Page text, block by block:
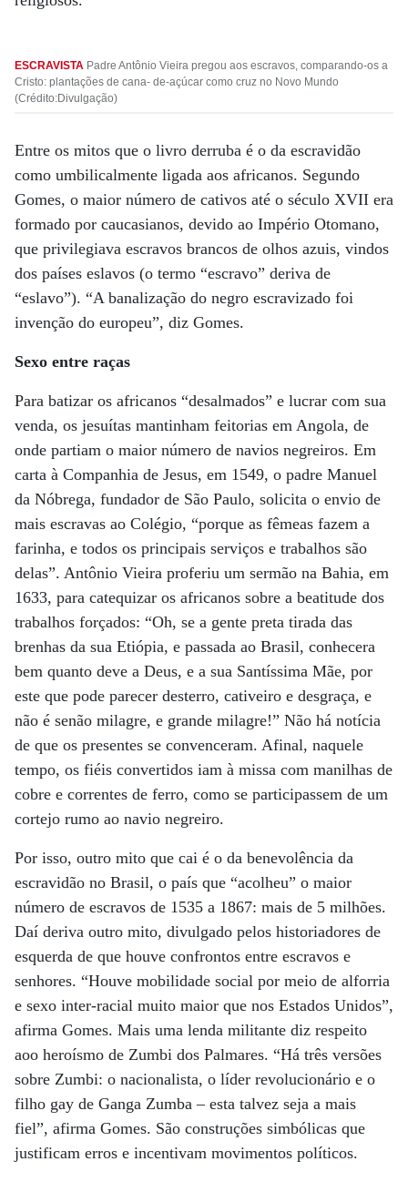
ESCRAVISTA Padre Antônio Vieira pregou aos escravos, comparando-os a
Cristo: plantações de cana- de-açúcar como cruz no Novo Mundo
(Crédito:Divulgação)
Entre os mitos que o livro derruba é o da escravidão
como umbilicalmente ligada aos africanos. Segundo
Gomes, o maior número de cativos até o século XVII era
formado por caucasianos, devido ao Império Otomano,
que privilegiava escravos brancos de olhos azuis, vindos
dos países eslavos (o termo “escravo” deriva de
“eslavo”). “A banalização do negro escravizado foi
invenção do europeu”, diz Gomes.
Sexo entre raças
Para batizar os africanos “desalmados” e lucrar com sua
venda, os jesuítas mantinham feitorias em Angola, de
onde partiam o maior número de navios negreiros. Em
carta à Companhia de Jesus, em 1549, o padre Manuel
da Nóbrega, fundador de São Paulo, solicita o envio de
mais escravas ao Colégio, “porque as fêmeas fazem a
farinha, e todos os principais serviços e trabalhos são
delas”. Antônio Vieira proferiu um sermão na Bahia, em
1633, para catequizar os africanos sobre a beatitude dos
trabalhos forçados: “Oh, se a gente preta tirada das
brenhas da sua Etiópia, e passada ao Brasil, conhecera
bem quanto deve a Deus, e a sua Santíssima Mãe, por
este que pode parecer desterro, cativeiro e desgraça, e
não é senão milagre, e grande milagre!” Não há notícia
de que os presentes se convenceram. Afinal, naquele
tempo, os fiéis convertidos iam à missa com manilhas de
cobre e correntes de ferro, como se participassem de um
cortejo rumo ao navio negreiro.
Por isso, outro mito que cai é o da benevolência da
escravidão no Brasil, o país que “acolheu” o maior
número de escravos de 1535 a 1867: mais de 5 milhões.
Daí deriva outro mito, divulgado pelos historiadores de
esquerda de que houve confrontos entre escravos e
senhores. “Houve mobilidade social por meio de alforria
e sexo inter-racial muito maior que nos Estados Unidos”,
afirma Gomes. Mais uma lenda militante diz respeito
aoo heroísmo de Zumbi dos Palmares. “Há três versões
sobre Zumbi: o nacionalista, o líder revolucionário e o
filho gay de Ganga Zumba – esta talvez seja a mais
fiel”, afirma Gomes. São construções simbólicas que
justificam erros e incentivam movimentos políticos.